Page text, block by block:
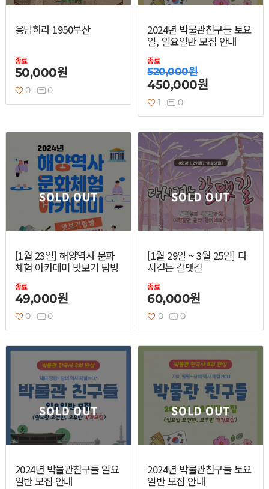
응답하라 1950부산
종료
50,000원
0 0
2024년 박물관친구들 토요
일, 일요일반 모집 안내
종료
520,000원
450,000원
1 0
SOLD OUT
[1월 23일] 해양역사 문화
체험 아카데미 맛보기 탐방
종료
49,000원
0 0
SOLD OUT
[1월 29일 ~ 3월 25일] 다
시걷는 갈맷길
종료
60,000원
0 0
SOLD OUT
2024년 박물관친구들 일요
일반 모집 안내
SOLD OUT
2024년 박물관친구들 토요
일반 모집 안내